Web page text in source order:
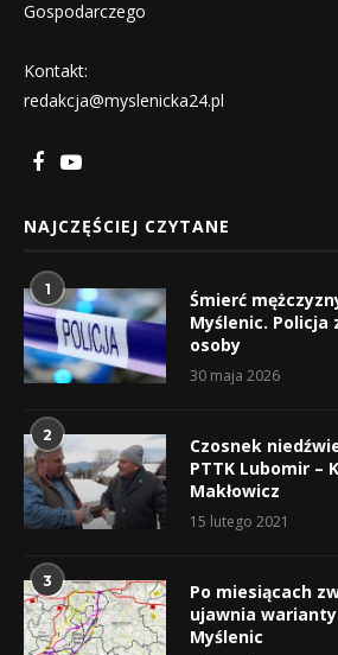
Gospodarczego
Kontakt:
redakcja@myslenicka24.pl
NAJCZĘŚCIEJ CZYTANE
1
Śmierć
Myślenic. Policja
osoby
30 maja 2026
2
Czosnek
PTTK Lubomir –
Makłowicz
15 lutego 2021
3
Po miesiącach
ujawnia warianty
Myślenic